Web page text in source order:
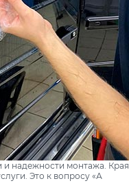
и надежности монтажа. Края
Это к вопросу «А